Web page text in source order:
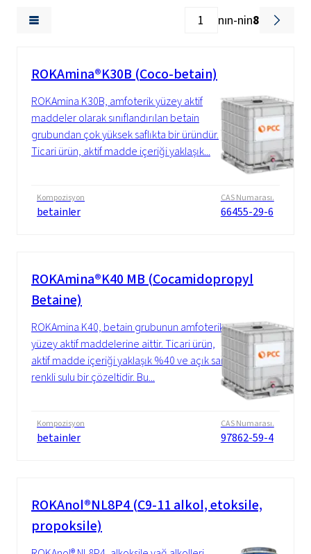
nın-nin8
ROKAmina®K30B (Coco-betain)
ROKAmina K30B, amfoterik yüzey aktif
maddeler olarak sınıflandırılan betain
grubundan çok yüksek saflıkta bir üründür.
Ticari ürün, aktif madde içeriği yaklaşık...
Kompozisyon
betainler
CAS Numarası.
66455-29-6
ROKAmina®K40 MB (Cocamidopropyl
Betaine)
ROKAmina K40, betain grubunun amfoterik
yüzey aktif maddelerine aittir. Ticari ürün,
aktif madde içeriği yaklaşık %40 ve açık sarı
renkli sulu bir çözeltidir. Bu...
Kompozisyon
betainler
CAS Numarası.
97862-59-4
ROKAnol®NL8P4 (C9-11 alkol, etoksile,
propoksile)